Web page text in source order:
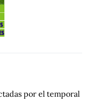
por el temporal